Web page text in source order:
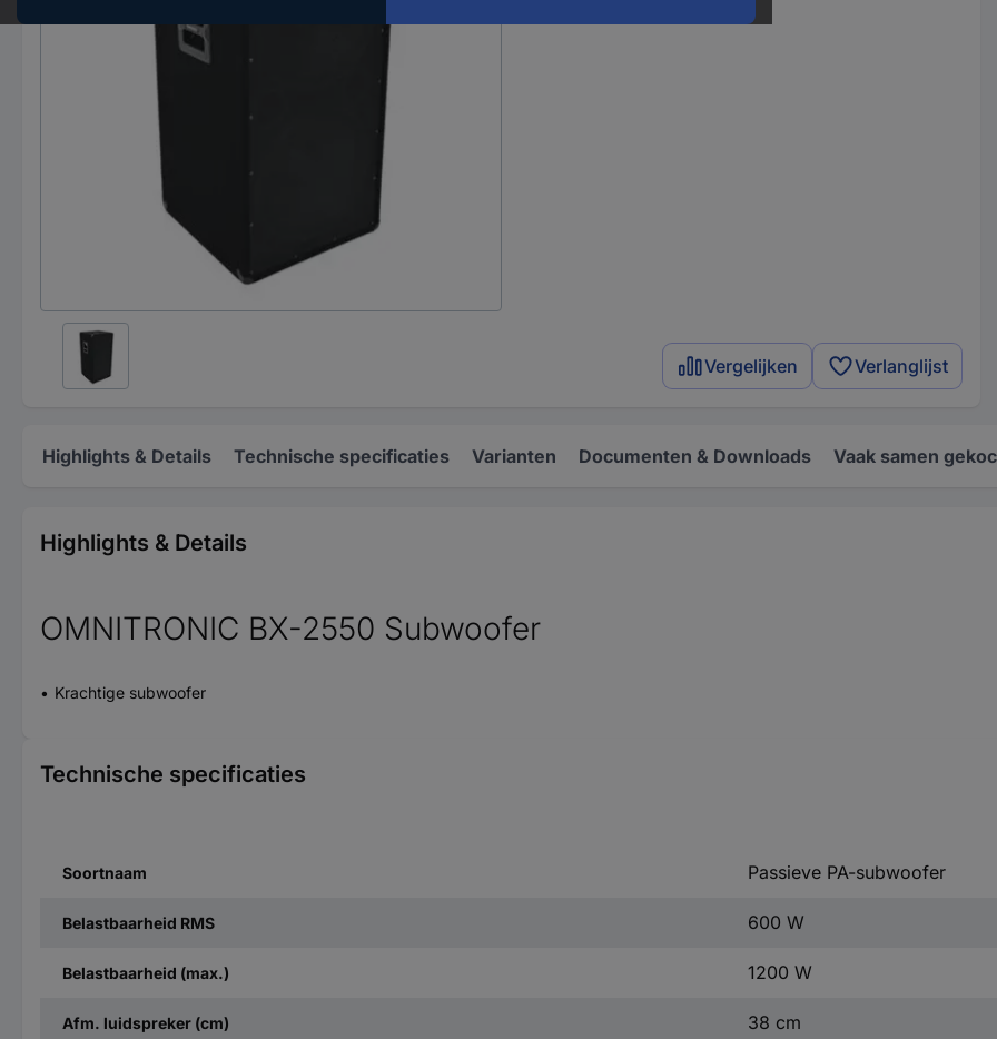
Vergelijken Verlanglijst
Highlights & Details Technische specificaties Varianten Documenten & Downloads Vaak samen
Highlights & Details
OMNITRONIC BX-2550 Subwoofer
Krachtige subwoofer
Technische specificaties
Soortnaam Passieve PA-subwoofer
Belastbaarheid RMS 600 W
Belastbaarheid (max.) 1200 W
Afm. luidspreker (cm) 38 cm